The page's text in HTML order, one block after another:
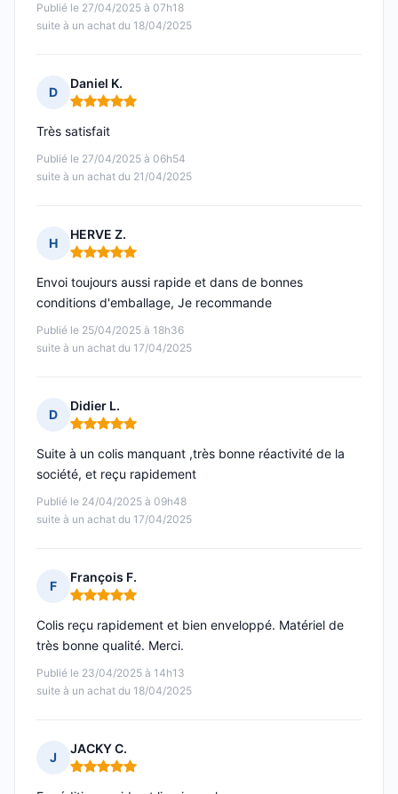
Publié le 27/04/2025 à 07h18
suite à un achat du 18/04/2025
D
Daniel K.
Note : 5 sur 5
Publié le 27/04/2025 à 06h54
suite à un achat du 21/04/2025
Très satisfait
H
HERVE Z.
Note : 5 sur 5
Publié le 25/04/2025 à 18h36
suite à un achat du 17/04/2025
Envoi toujours aussi rapide et dans de bonnes
conditions d'emballage, Je recommande
D
Didier L.
Note : 5 sur 5
Publié le 24/04/2025 à 09h48
suite à un achat du 17/04/2025
Suite à un colis manquant ,très bonne réactivité de la
société, et reçu rapidement
F
François F.
Note : 5 sur 5
Publié le 23/04/2025 à 14h13
suite à un achat du 18/04/2025
Colis reçu rapidement et bien enveloppé. Matériel de
très bonne qualité. Merci.
J
JACKY C.
Note : 5 sur 5